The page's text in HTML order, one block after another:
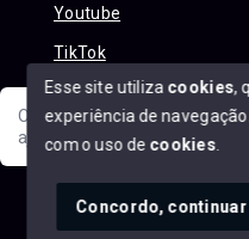
Olá! Sua jornada ao novo
ajudar?
Youtube
TikTok
© Copyright 2026 -
SITE PARA IMOBILIARIA
Esse site utiliza cookies,
experiência de navegação.
com o uso de cookies
Concordo, continuar